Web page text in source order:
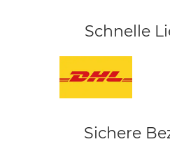
Schnelle
Sichere